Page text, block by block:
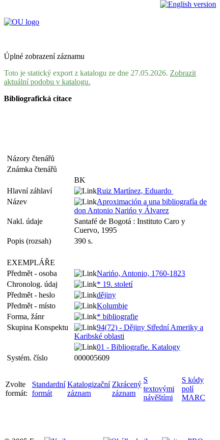
Úplné zobrazení záznamu
Toto je statický export z katalogu ze dne 27.05.2026. Zobrazit
aktuální podobu v katalogu.
Bibliografická citace
Názory čtenářů
Známka čtenářů
BK
Hlavní záhlaví
Ruiz Martínez, Eduardo
Název
Aproximación a una bibliografía de
don Antonio Narińo y Álvarez
Nakl. údaje
Santafé de Bogotá : Instituto Caro y
Cuervo, 1995
Popis (rozsah)
390 s.
EXEMPLÁŘE
Předmět - osoba
Narińo, Antonio, 1760-1823
Chronolog. údaj
* 19. století
Předmět - heslo
dějiny
Předmět - místo
Kolumbie
Forma, žánr
* bibliografie
Skupina Konspektu
94(72) - Dějiny Střední Ameriky a
Karibské oblasti
01 - Bibliografie. Katalogy
Systém. číslo
000005609
Zvolte
formát:
Standardní
formát
Katalogizační
záznam
Zkrácený
záznam
S
textovými
návěštími
S kódy
polí
MARC